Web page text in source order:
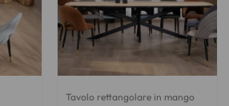
Tavolo rettangolare in mango